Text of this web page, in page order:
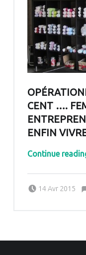
CENT ….
ENFIN
Continue
14 Avr 2015
Pascale G&-BdC-WKF